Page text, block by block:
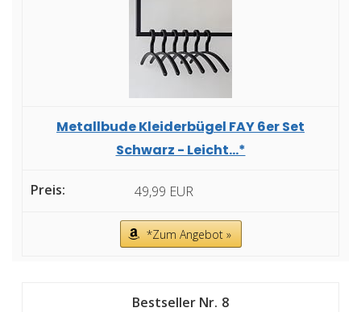
Metallbude Kleiderbügel FAY 6er Set
Schwarz - Leicht...*
49,99 EUR
*Zum Angebot »
8